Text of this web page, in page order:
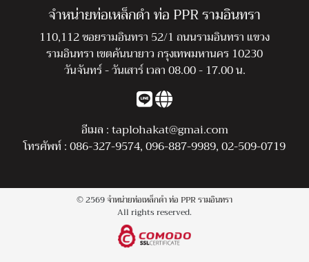
จำหน่ายท่อเหล็กดำ ท่อ PPR รามอินทรา
110,112 ซอยรามอินทรา 52/1 ถนนรามอินทรา แขวง
รามอินทรา เขตคันนายาว กรุงเทพมหานคร 10230
วันจันทร์ - วันเสาร์ เวลา 08.00 - 17.00 น.
อีเมล :taplohakat@gmai.com
โทรศัพท์ :086-327-9574,096-887-9989,02-509-0719
© 2569จำหน่ายท่อเหล็กดำ ท่อ PPR รามอินทรา
All rights reserved.